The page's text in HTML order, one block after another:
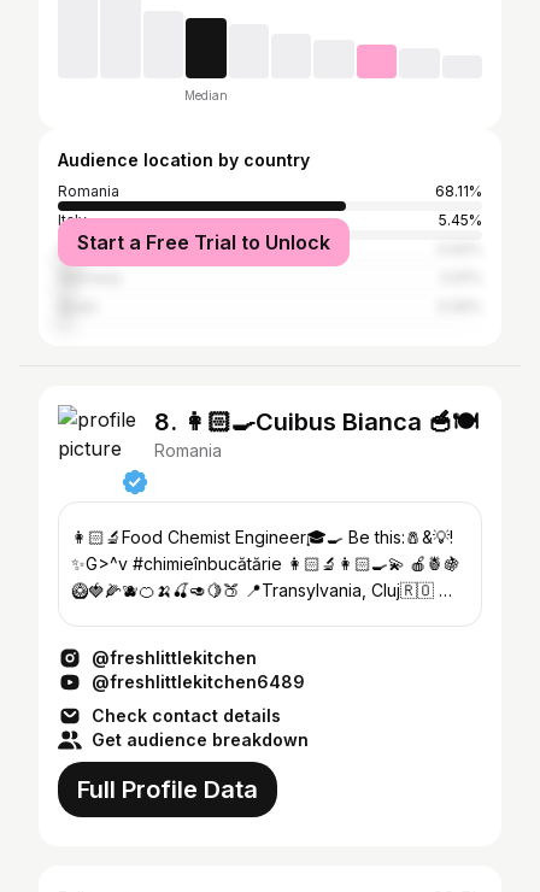
Median
Audience location by country
Romania
68.11%
Italy
5.45%
United Kingdom
Start a Free Trial to Unlock
8. 👩🏻‍🍳Cuibus Bianca 🥣🍽
Romania
👩🏻‍🔬Food Chemist Engineer🎓🍳 Be this:🧂&💡!
✨G>^v #chimieînbucătărie 👩🏻‍🔬👩🏻‍🍳💫 🍎🍍🍇
🥝🍓🌽🫐🍊🍌🍒🥑🍋🍑 📍Transylvania, Cluj🇷🇴 📪
@freshlittlekitchen
@freshlittlekitchen6489
Check contact details
Get audience breakdown
Full Profile Data